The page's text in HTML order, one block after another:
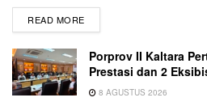
READ MORE
Porprov II Kaltara
Prestasi dan 2
8 AGUSTUS 2026